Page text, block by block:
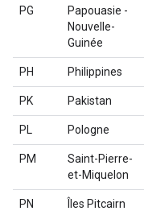
PG
Papouasie -
Nouvelle-
Guinée
PH Philippines
PK Pakistan
PL Pologne
PM
Saint-Pierre-
et-Miquelon
PN Îles Pitcairn